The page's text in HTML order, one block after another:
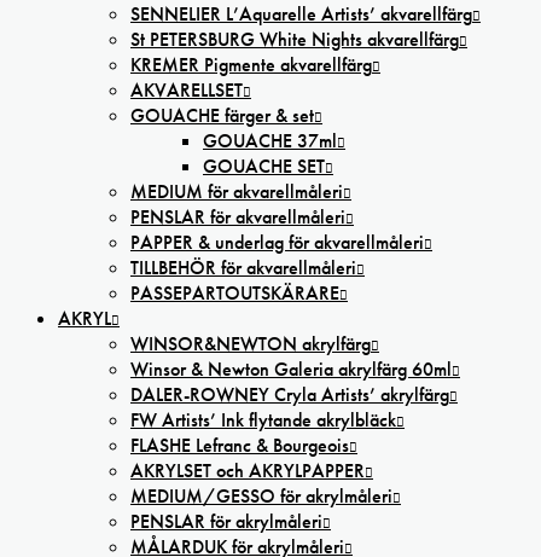
SENNELIER L’Aquarelle Artists’ akvarellfärg
St PETERSBURG White Nights akvarellfärg
KREMER Pigmente akvarellfärg
AKVARELLSET
GOUACHE färger & set
GOUACHE 37ml
GOUACHE SET
MEDIUM för akvarellmåleri
PENSLAR för akvarellmåleri
PAPPER & underlag för akvarellmåleri
TILLBEHÖR för akvarellmåleri
PASSEPARTOUTSKÄRARE
AKRYL
WINSOR&NEWTON akrylfärg
Winsor & Newton Galeria akrylfärg 60ml
DALER-ROWNEY Cryla Artists’ akrylfärg
FW Artists’ Ink flytande akrylbläck
FLASHE Lefranc & Bourgeois
AKRYLSET och AKRYLPAPPER
MEDIUM/GESSO för akrylmåleri
PENSLAR för akrylmåleri
MÅLARDUK för akrylmåleri